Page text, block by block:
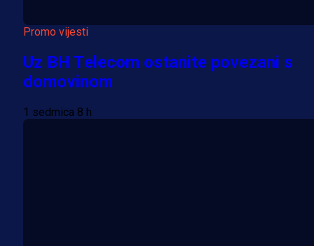
Promo vijesti
Uz BH Telecom ostanite povezani s
domovinom
1 sedmica 8 h